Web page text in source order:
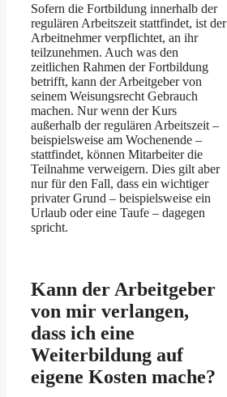
Sofern die Fortbildung innerhalb der
regulären Arbeitszeit stattfindet, ist der
Arbeitnehmer verpflichtet, an ihr
teilzunehmen. Auch was den
zeitlichen Rahmen der Fortbildung
betrifft, kann der Arbeitgeber von
seinem Weisungsrecht Gebrauch
machen. Nur wenn der Kurs
außerhalb der regulären Arbeitszeit –
beispielsweise am Wochenende –
stattfindet, können Mitarbeiter die
Teilnahme verweigern. Dies gilt aber
nur für den Fall, dass ein wichtiger
privater Grund – beispielsweise ein
Urlaub oder eine Taufe – dagegen
spricht.
Kann der Arbeit­geber
von mir verlangen,
dass ich eine
Weiterbildung auf
eigene Kosten mache?